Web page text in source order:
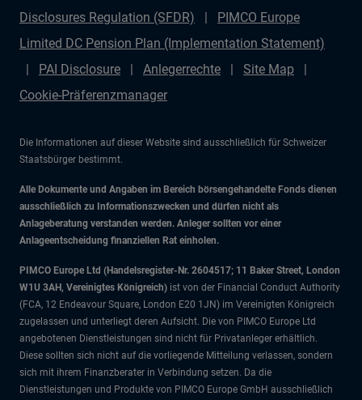
Disclosures Regulation (SFDR)
PIMCO Europe
Limited DC Pension Plan (Implementation Statement)
PAI Disclosure
Anlegerrechte
Site Map
Cookie-Präferenzmanager
Die Informationen auf dieser Website sind ausschließlich für Schweizer
Staatsbürger bestimmt.
Alle Dokumente und Angaben im Bereich börsengehandelte Fonds dienen
ausschließlich zu Informationszwecken und dürfen nicht als
Anlageberatung verstanden werden. Anleger sollten vor einer
Anlageentscheidung finanziellen Rat einholen.
PIMCO Europe Ltd (Handelsregister-Nr. 2604517; 11 Baker Street, London
W1U 3AH, Vereinigtes Königreich) ist von der Financial Conduct Authority
(FCA, 12 Endeavour Square, London E20 1JN) im Vereinigten Königreich
zugelassen und unterliegt deren Aufsicht. Die von PIMCO Europe Ltd
angebotenen Dienstleistungen sind nicht für Privatanleger erhältlich.
Diese sollten sich nicht auf die vorliegende Mitteilung verlassen, sondern
sich mit ihrem Finanzberater in Verbindung setzen. Da die
Dienstleistungen und Produkte von PIMCO Europe GmbH ausschließlich